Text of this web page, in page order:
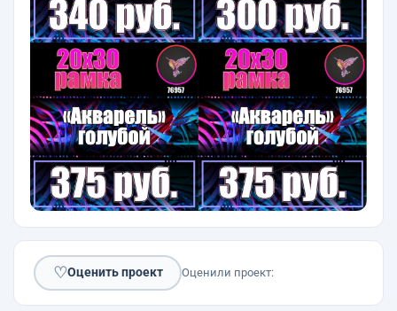
♡Оценить проект Оценили проект: